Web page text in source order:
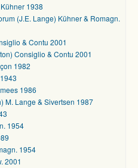
1938
(J.E. Lange) Kühner & Romagn.
& Contu 2001
Consiglio & Contu 2001
1982
1986
M. Lange & Sivertsen 1987
1954
1954
2001